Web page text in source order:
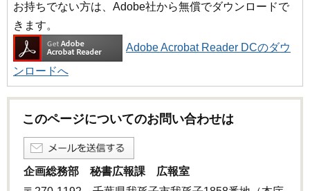
お持ちでない方は、Adobe社から無償でダウンロードで
きます。
Adobe Acrobat Reader DCのダウ
ンロードへ
このページについてのお問い合わせは
企画総務部 秘書広報課 広報室